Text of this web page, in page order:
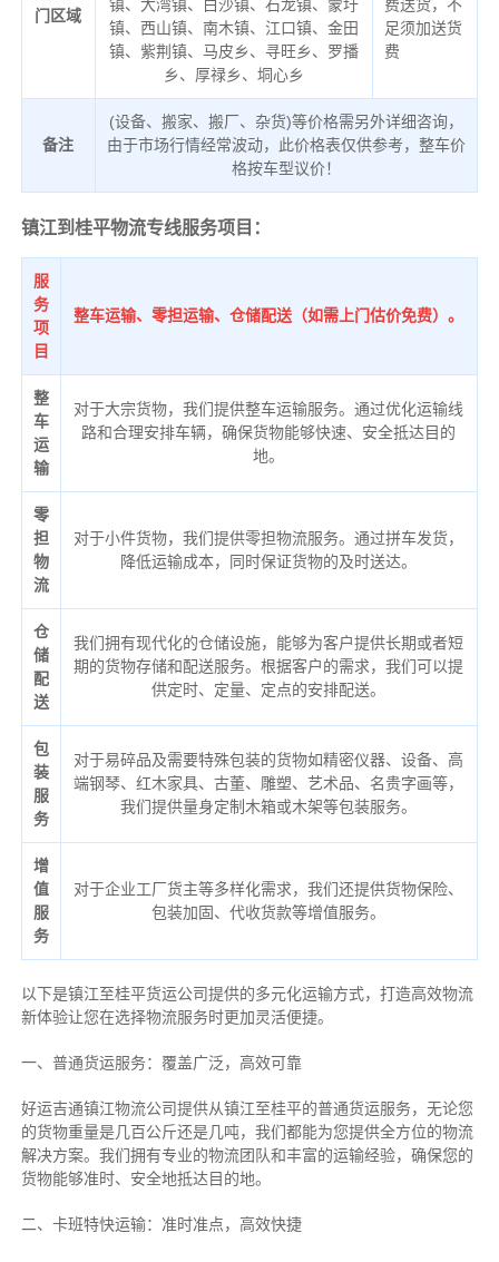
门区域
镇、大湾镇、白沙镇、石龙镇、蒙圩
镇、西山镇、南木镇、江口镇、金田
镇、紫荆镇、马皮乡、寻旺乡、罗播
乡、厚禄乡、垌心乡
费送货，不
足须加送货
费
备注
(设备、搬家、搬厂、杂货)等价格需另外详细咨询，
由于市场行情经常波动，此价格表仅供参考，整车价
格按车型议价！
镇江到桂平物流专线服务项目：
服
务
项
目
整车运输、零担运输、仓储配送（如需上门估价免费）。
整
车
运
输
对于大宗货物，我们提供整车运输服务。通过优化运输线
路和合理安排车辆，确保货物能够快速、安全抵达目的
地。
零
担
物
流
对于小件货物，我们提供零担物流服务。通过拼车发货，
降低运输成本，同时保证货物的及时送达。
仓
储
配
送
我们拥有现代化的仓储设施，能够为客户提供长期或者短
期的货物存储和配送服务。根据客户的需求，我们可以提
供定时、定量、定点的安排配送。
包
装
服
务
对于易碎品及需要特殊包装的货物如精密仪器、设备、高
端钢琴、红木家具、古董、雕塑、艺术品、名贵字画等，
我们提供量身定制木箱或木架等包装服务。
增
值
服
务
对于企业工厂货主等多样化需求，我们还提供货物保险、
包装加固、代收货款等增值服务。
以下是镇江至桂平货运公司提供的多元化运输方式，打造高效物流
新体验让您在选择物流服务时更加灵活便捷。
一、普通货运服务：覆盖广泛，高效可靠
好运吉通镇江物流公司提供从镇江至桂平的普通货运服务，无论您
的货物重量是几百公斤还是几吨，我们都能为您提供全方位的物流
解决方案。我们拥有专业的物流团队和丰富的运输经验，确保您的
货物能够准时、安全地抵达目的地。
二、卡班特快运输：准时准点，高效快捷